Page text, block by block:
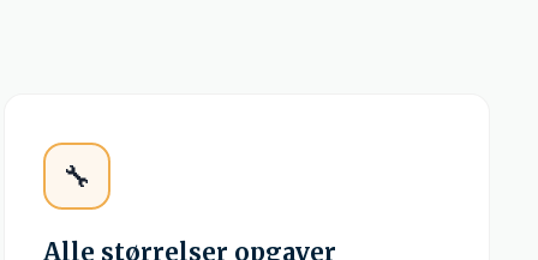
🔧
Alle størrelser opgaver